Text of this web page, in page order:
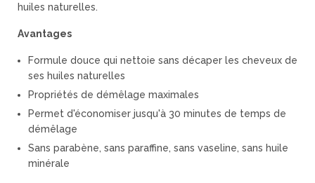
huiles naturelles.
Avantages
Formule douce qui nettoie sans décaper les cheveux de
ses huiles naturelles
Propriétés de démêlage maximales
Permet d'économiser jusqu'à 30 minutes de temps de
démêlage
Sans parabène, sans paraffine, sans vaseline, sans huile
minérale